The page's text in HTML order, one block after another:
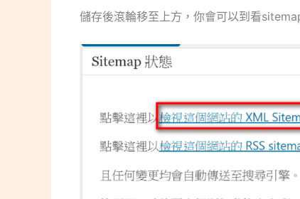
儲存後滾輪移至上方，你會可以到看